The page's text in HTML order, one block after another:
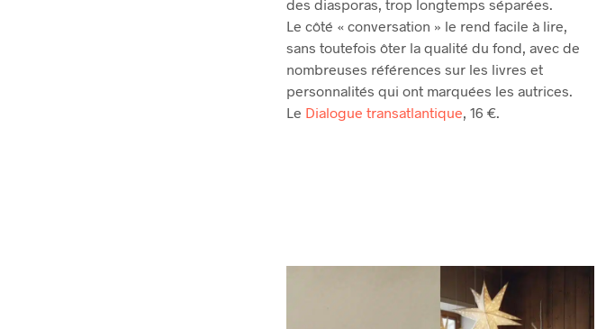
des diasporas, trop longtemps séparées.
Le côté « conversation » le rend facile à lire,
sans toutefois ôter la qualité du fond, avec de
nombreuses références sur les livres et
personnalités qui ont marquées les autrices.
Le Dialogue transatlantique, 16 €.